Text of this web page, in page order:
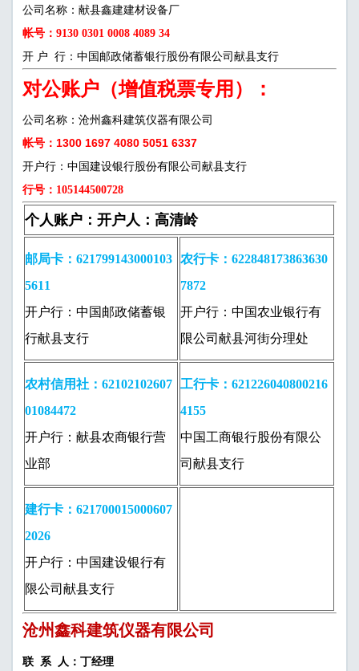
公司名称：献县鑫建建材设备厂
帐号：9130 0301 0008 4089 34
开 户 行：中国邮政储蓄银行股份有限公司献县支行
对公账户（增值税票专用）：
公司名称：沧州鑫科建筑仪器有限公司
帐号：1300 1697 4080 5051 6337
开户行：中国建设银行股份有限公司献县支行
行号：105144500728
个人账户：开户人：高清岭
邮局卡：621799143000103
5611
开户行：中国邮政储蓄银
行献县支行
农行卡：622848173863630
7872
开户行：中国农业银行有
限公司献县河街分理处
农村信用社：62102102607
01084472
开户行：献县农商银行营
业部
工行卡：621226040800216
4155
中国工商银行股份有限公
司献县支行
建行卡：621700015000607
2026
开户行：中国建设银行有
限公司献县支行
沧州鑫科建筑仪器有限公司
联 系 人：丁经理